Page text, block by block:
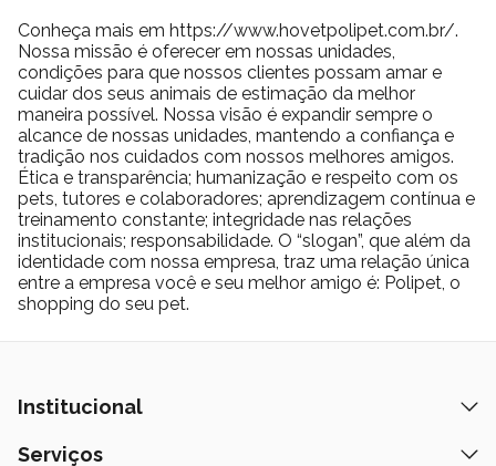
Conheça mais em https://www.hovetpolipet.com.br/.
Nossa missão é oferecer em nossas unidades,
condições para que nossos clientes possam amar e
cuidar dos seus animais de estimação da melhor
maneira possível. Nossa visão é expandir sempre o
alcance de nossas unidades, mantendo a confiança e
tradição nos cuidados com nossos melhores amigos.
Ética e transparência; humanização e respeito com os
pets, tutores e colaboradores; aprendizagem contínua e
treinamento constante; integridade nas relações
institucionais; responsabilidade. O “slogan”, que além da
identidade com nossa empresa, traz uma relação única
entre a empresa você e seu melhor amigo é: Polipet, o
shopping do seu pet.
Institucional
Quem Somos
Serviços